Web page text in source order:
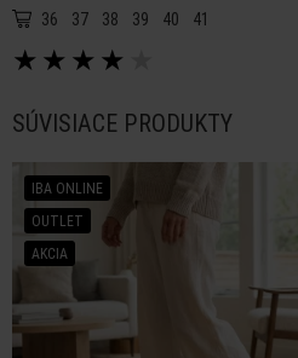
36 37 38 39 40 41
★ ★ ★ ★
SÚVISIACE PRODUKTY
IBA ONLINE
OUTLET
AKCIA